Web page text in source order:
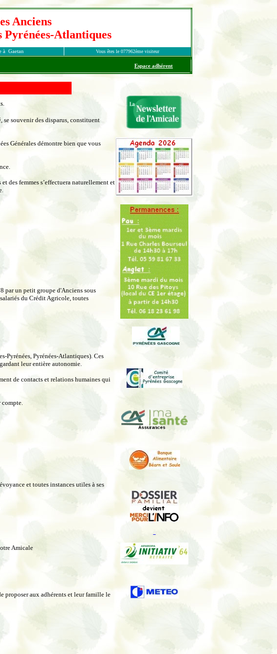
souvenir des disparus, constituent
Générales démontre bien que vous
des femmes s’effectuera naturellement et
par un petit groupe d'Anciens sous
du Crédit Agricole, toutes
Pyrénées, Pyrénées-Atlantiques). Ces
leur entière autonomie.
de contacts et relations humaines qui
et toutes instances utiles à ses
Amicale
proposer aux adhérents et leur famille le